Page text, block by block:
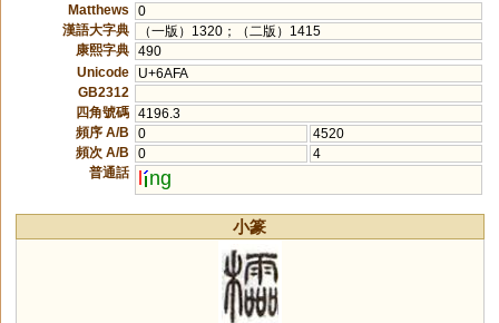
Matthews
0
漢語大字典
（一版）1320；（二版）1415
康熙字典 490
Unicode
U+6AFA
GB2312
四角號碼 4196.3
頻序 A/B
0
4520
頻次 A/B
0
4
普通話
l ng
小篆